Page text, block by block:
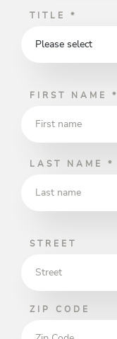
TITLE *
FIRST NAME *
LAST NAME *
STREET
ZIP CODE